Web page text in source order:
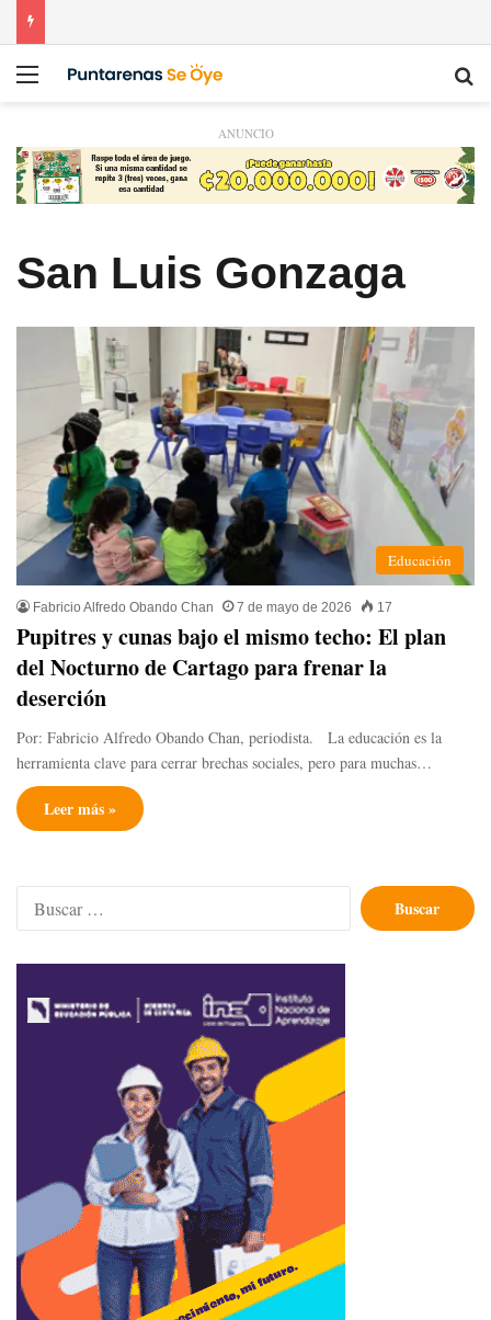
Menú
ANUNCIO
San Luis Gonzaga
Educación
Fabricio Alfredo Obando Chan 7 de mayo de 2026 17
Pupitres y cunas bajo el mismo techo: El plan
del Nocturno de Cartago para frenar la
deserción
Por: Fabricio Alfredo Obando Chan, periodista. ​La educación es la
herramienta clave para cerrar brechas sociales, pero para muchas…
Leer más »
Buscar: